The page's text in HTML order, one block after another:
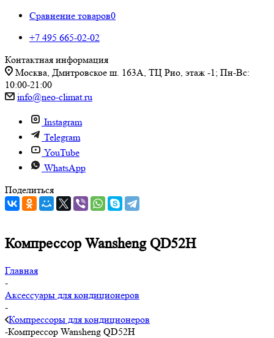
Сравнение товаров0
+7 495 665-02-02
Контактная информация
Москва, Дмитровское ш. 163А, ТЦ Рио, этаж -1; Пн-Вс:
10:00-21:00
info@neo-climat.ru
Instagram
Telegram
YouTube
WhatsApp
Поделиться
Компрессор Wansheng QD52H
Главная
-
Аксессуары для кондиционеров
-
Компрессоры для кондиционеров
-Компрессор Wansheng QD52H